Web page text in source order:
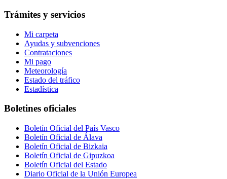
Trámites y servicios
Mi carpeta
Ayudas y subvenciones
Contrataciones
Mi pago
Meteorología
Estado del tráfico
Estadística
Boletines oficiales
Boletín Oficial del País Vasco
Boletín Oficial de Álava
Boletín Oficial de Bizkaia
Boletín Oficial de Gipuzkoa
Boletín Oficial del Estado
Diario Oficial de la Unión Europea